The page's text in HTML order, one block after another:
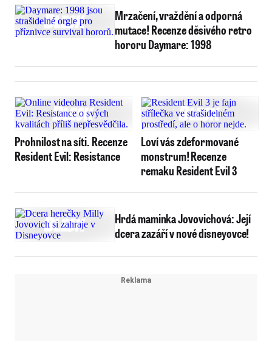
Mrzačení, vraždění a odporná
mutace! Recenze děsivého retro
hororu Daymare: 1998
Prohnilost na síti. Recenze
Resident Evil: Resistance
Loví vás zdeformované
monstrum! Recenze
remaku Resident Evil 3
Hrdá maminka Jovovichová: Její
dcera zazáří v nové disneyovce!